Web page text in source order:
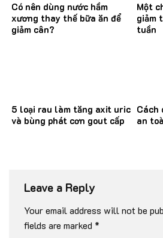
Có nên dùng nước hầm
xương thay thế bữa ăn để
giảm cân?
Một
giảm
tuần
5 loại rau làm tăng axit uric
và bùng phát cơn gout cấp
Cách
an
Leave a Reply
Your email address will not be
fields are marked *